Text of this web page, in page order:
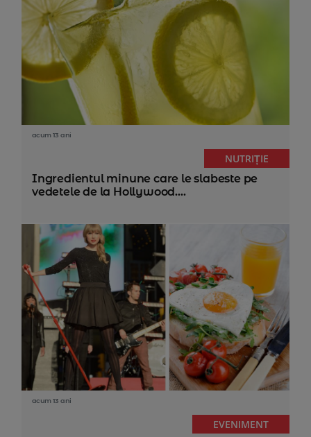
acum 13 ani
NUTRIȚIE
Ingredientul minune care le slabeste pe
vedetele de la Hollywood....
acum 13 ani
EVENIMENT